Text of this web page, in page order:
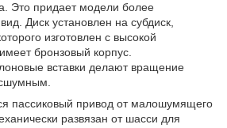
Это придает модели более
Диск установлен на субдиск,
изготовлен с высокой
бронзовый корпус.
вставки делают вращение
пассиковый привод от малошумящего
развязан от шасси для